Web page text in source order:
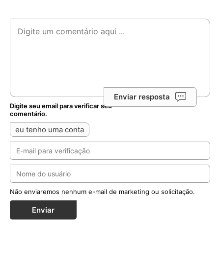
Enviar resposta
Digite seu email para verificar seu
comentário.
eu tenho uma conta
Não enviaremos nenhum e-mail de marketing ou solicitação.
Enviar